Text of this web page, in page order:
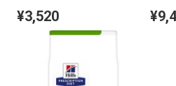
¥3,520